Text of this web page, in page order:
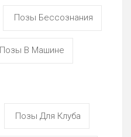
Позы Бессознания
Позы В Машине
Позы Для Клуба